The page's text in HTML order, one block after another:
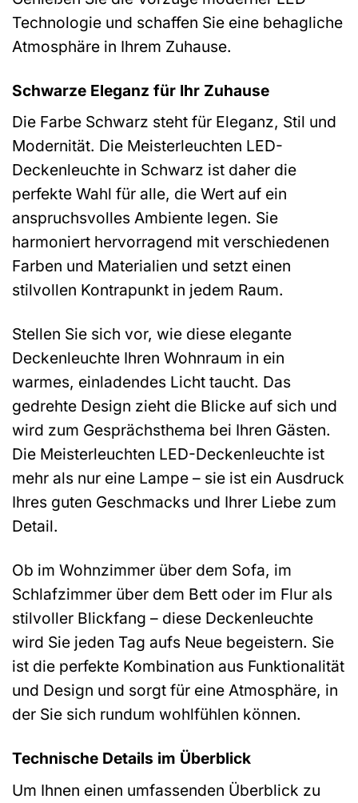
Technologie und schaffen Sie eine behagliche
Atmosphäre in Ihrem Zuhause.
Schwarze Eleganz für Ihr Zuhause
Die Farbe Schwarz steht für Eleganz, Stil und
Modernität. Die Meisterleuchten LED-
Deckenleuchte in Schwarz ist daher die
perfekte Wahl für alle, die Wert auf ein
anspruchsvolles Ambiente legen. Sie
harmoniert hervorragend mit verschiedenen
Farben und Materialien und setzt einen
stilvollen Kontrapunkt in jedem Raum.
Stellen Sie sich vor, wie diese elegante
Deckenleuchte Ihren Wohnraum in ein
warmes, einladendes Licht taucht. Das
gedrehte Design zieht die Blicke auf sich und
wird zum Gesprächsthema bei Ihren Gästen.
Die Meisterleuchten LED-Deckenleuchte ist
mehr als nur eine Lampe – sie ist ein Ausdruck
Ihres guten Geschmacks und Ihrer Liebe zum
Detail.
Ob im Wohnzimmer über dem Sofa, im
Schlafzimmer über dem Bett oder im Flur als
stilvoller Blickfang – diese Deckenleuchte
wird Sie jeden Tag aufs Neue begeistern. Sie
ist die perfekte Kombination aus Funktionalität
und Design und sorgt für eine Atmosphäre, in
der Sie sich rundum wohlfühlen können.
Technische Details im Überblick
Um Ihnen einen umfassenden Überblick zu